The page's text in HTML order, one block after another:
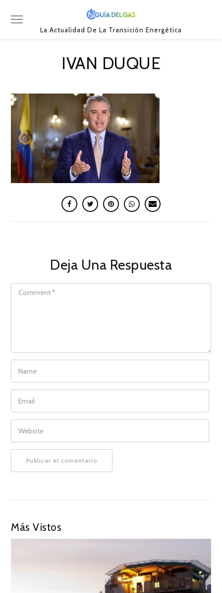
La Actualidad De La Transición Energética
IVAN DUQUE
Deja Una Respuesta
COMMENT
NAME
EMAIL
WEBSITE
Más Vistos